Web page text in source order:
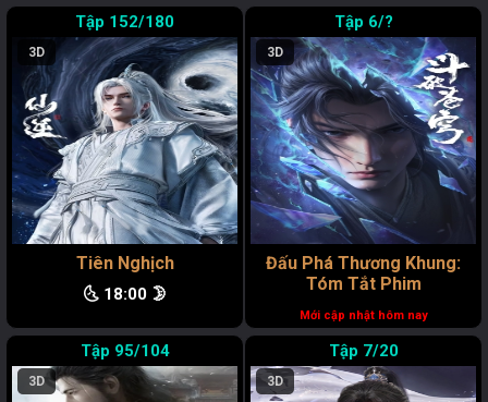
152/180
3D
Tiên Nghịch
🌜 18:00 🌛
6/?
3D
Đấu Phá Thương Khung:
Tóm Tắt Phim
Mới cập nhật hôm nay
95/104
3D
7/20
3D